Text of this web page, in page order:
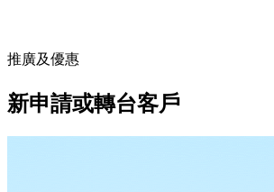
推廣及優惠
新申請或轉台客戶